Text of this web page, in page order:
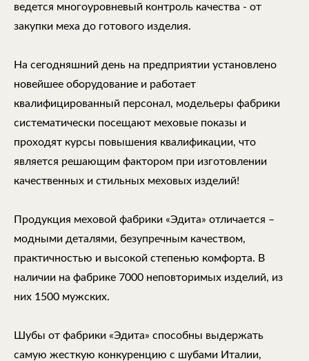
ведется многоуровневый контроль качества - от
закупки меха до готового изделия.
На сегодняшний день на предприятии установлено
новейшее оборудование и работает
квалифицированный персонал, модельеры фабрики
систематически посещают меховые показы и
проходят курсы повышения квалификации, что
является решающим фактором при изготовлении
качественных и стильных меховых изделий!
Продукция меховой фабрики «Эдита» отличается –
модными деталями, безупречным качеством,
практичностью и высокой степенью комфорта. В
наличии на фабрике 7000 неповторимых изделий, из
них 1500 мужских.
Шубы от фабрики «Эдита» способны выдержать
самую жесткую конкуренцию с шубами Италии,